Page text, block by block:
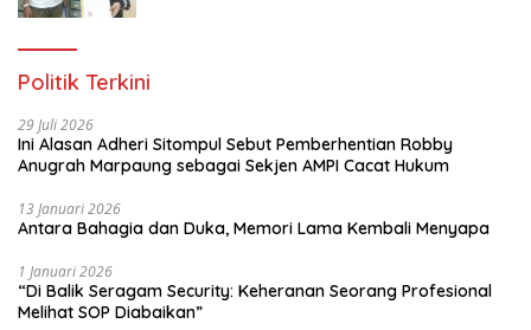
Politik Terkini
29 Juli 2026
Ini Alasan Adheri Sitompul Sebut Pemberhentian Robby
Anugrah Marpaung sebagai Sekjen AMPI Cacat Hukum
13 Januari 2026
Antara Bahagia dan Duka, Memori Lama Kembali Menyapa
1 Januari 2026
“Di Balik Seragam Security: Keheranan Seorang Profesional
Melihat SOP Diabaikan”